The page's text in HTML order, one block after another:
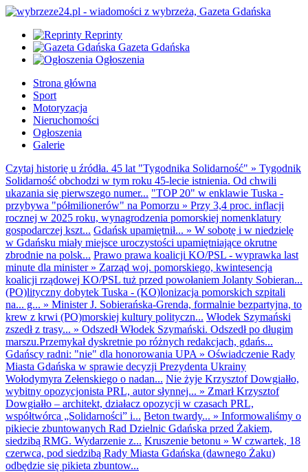
Reprinty
Gazeta Gdańska
Ogłoszenia
Strona główna
Sport
Motoryzacja
Nieruchomości
Ogłoszenia
Galerie
Czytaj historię u źródła. 45 lat "Tygodnika Solidarność" » Tygodnik
Solidarność obchodzi w tym roku 45-lecie istnienia. Od chwili
ukazania się pierwszego numer... "TOP 20" w enklawie Tuska -
przybywa "półmilionerów" na Pomorzu » Przy 3,4 proc. inflacji
rocznej w 2025 roku, wynagrodzenia pomorskiej nomenklatury
gospodarczej kszt... Gdańsk upamiętnił... » W sobotę i w niedzielę
w Gdańsku miały miejsce uroczystości upamiętniające okrutne
zbrodnie na polsk... Prawo prawa koalicji KO/PSL - wyprawka last
minute dla minister» Zarząd woj. pomorskiego, kwintesencja
koalicji rządowej KO/PSL tuż przed powołaniem Jolanty Sobieran...
(PO)lityczny dobytek Tuska - (KO)lonizacja pomorskich szpitali
na... g... » Minister J. Sobierańska-Grenda, formalnie bezpartyjna, to
krew z krwi (PO)morskiej kultury polityczn... Włodek Szymański
zszedł z trasy... » Odszedł Włodek Szymański. Odszedł po długim
marszu.Przemykał dyskretnie po różnych redakcjach, gdańs...
Gdańscy radni: "nie" dla honorowania UPA » Oświadczenie Rady
Miasta Gdańska w sprawie decyzji Prezydenta Ukrainy
Wołodymyra Zełenskiego o nadan... Nie żyje Krzysztof Dowgiałło,
wybitny opozycjonista PRL, autor słynnej... » Zmarł Krzysztof
Dowgiałło – architekt, działacz opozycji w czasach PRL,
współtwórca „Solidarności” i... Beton twardy... » Informowaliśmy o
pikiecie zbuntowanych Rad Dzielnic Gdańska przed Żakiem,
siedzibą RMG. Wydarzenie z... Kruszenie betonu » W czwartek, 18
czerwca, pod siedzibą Rady Miasta Gdańska (dawnego Żaku)
odbędzie się pikieta zbuntow...